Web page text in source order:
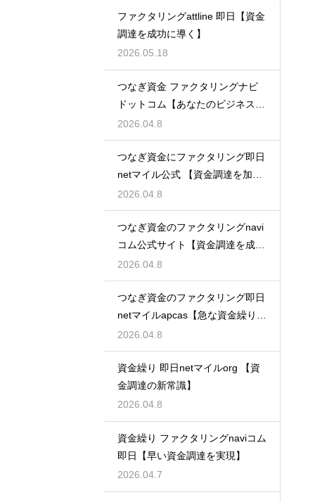
ファクタリングattline 即日【資金
調達を成功に導く】
2026.05.18
つなぎ資金 ファクタリングナビ
ドットコム【あなたのビジネスを
支える】
2026.04.8
つなぎ資金にファクタリング即日
netマイル公式 【資金調達を加速
させる】
2026.04.8
つなぎ資金のファクタリングnavi
コム公式サイト【資金調達を成功
に導く】
2026.04.8
つなぎ資金のファクタリング即日
netマイルapcas【急な資金繰りに
も安心】
2026.04.8
資金繰り 即日netマイルorg 【資
金調達の新常識】
2026.04.8
資金繰り ファクタリングnaviコム
即日【早い資金調達を実現】
2026.04.7